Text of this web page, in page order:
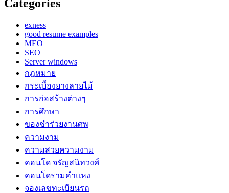
Categories
exness
good resume examples
MEO
SEO
Server windows
กฎหมาย
กระเบื้องยางลายไม้
การก่อสร้างต่างๆ
การศึกษา
ของชำร่วยงานศพ
ความงาม
ความสวยความงาม
คอนโด จรัญสนิทวงศ์
คอนโดรามคำแหง
จองเลขทะเบียนรถ